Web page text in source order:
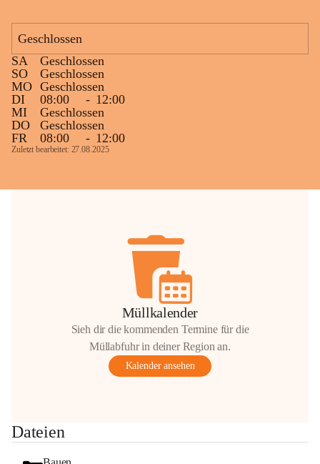
sein.
Die OMV Austria ist bemüht, für die
Bevölkerung ungewohnte, jedoch
technisch notwendige Betriebszustände so
kurz wie möglich zu halten.
Wir bitten daher die umliegende
Bevölkerung um Verständnis.
anrainer-service@omv.com
Bei Fragen, Anliegen oder Beschwerden.
Die OMV wird im Zuge von
Geschlossen
SA
Geschlossen
SO
Geschlossen
MO Geschlossen
DI
08:00 - 12:00
MI
Geschlossen
DO
Geschlossen
FR
08:00 - 12:00
Zuletzt bearbeitet: 27.08.2025
Müllkalender
Sieh dir die kommenden Termine für die
Müllabfuhr in deiner Region an.
Kalender ansehen
Dateien